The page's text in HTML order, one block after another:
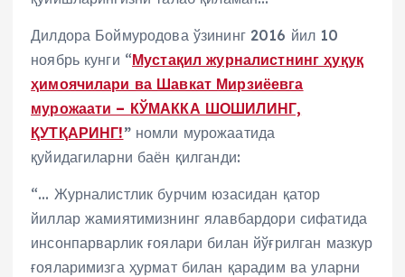
Дилдора Боймуродова ўзининг 2016 йил 10
ноябрь кунги “Мустақил журналистнинг ҳуқуқ
ҳимоячилари ва Шавкат Мирзиёевга
мурожаати – КЎМАККА ШОШИЛИНГ,
ҚУТҚАРИНГ!” номли мурожаатида
қуйидагиларни баён қилганди:
“… Журналистлик бурчим юзасидан қатор
йиллар жамиятимизнинг ялавбардори сифатида
инсонпарварлик ғоялари билан йўғрилган мазкур
ғояларимизга ҳурмат билан қарадим ва уларни